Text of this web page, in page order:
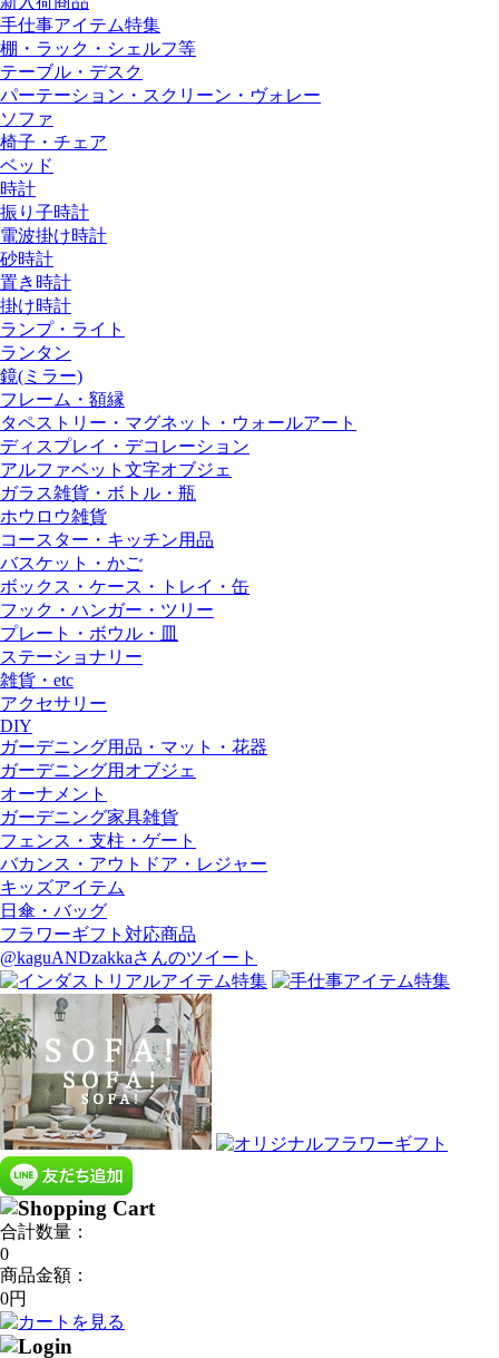
手仕事アイテム特集
棚・ラック・シェルフ等
テーブル・デスク
パーテーション・スクリーン・ヴォレー
ソファ
椅子・チェア
ベッド
時計
振り子時計
電波掛け時計
砂時計
置き時計
掛け時計
ランプ・ライト
ランタン
鏡(ミラー)
フレーム・額縁
タペストリー・マグネット・ウォールアート
ディスプレイ・デコレーション
アルファベット文字オブジェ
ガラス雑貨・ボトル・瓶
ホウロウ雑貨
コースター・キッチン用品
バスケット・かご
ボックス・ケース・トレイ・缶
フック・ハンガー・ツリー
プレート・ボウル・皿
ステーショナリー
雑貨・etc
アクセサリー
DIY
ガーデニング用品・マット・花器
ガーデニング用オブジェ
オーナメント
ガーデニング家具雑貨
フェンス・支柱・ゲート
バカンス・アウトドア・レジャー
キッズアイテム
日傘・バッグ
フラワーギフト対応商品
@kaguANDzakkaさんのツイート
合計数量：
0
商品金額：
0円